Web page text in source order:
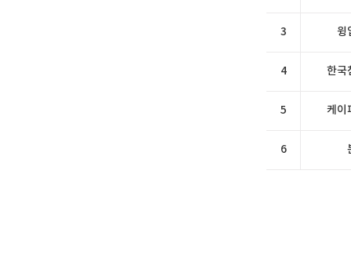
3 윙
4 한국
5 케이
6